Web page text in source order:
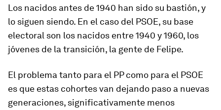
Los nacidos antes de 1940 han sido su bastión, y
lo siguen siendo. En el caso del PSOE, su base
electoral son los nacidos entre 1940 y 1960, los
jóvenes de la transición, la gente de Felipe.
El problema tanto para el PP como para el PSOE
es que estas cohortes van dejando paso a nuevas
generaciones, significativamente menos